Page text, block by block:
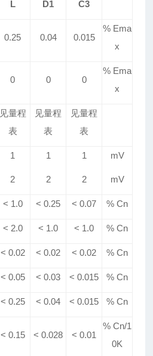
L D1 C3
0.25 0.04 0.015
% Ema
x
0 0 0
% Ema
x
见量程
表
见量程
表
见量程
表
1
2
1
2
1
2
mV
mV
< 1.0 <0.25 <0.07 % Cn
< 2.0 < 1.0 < 1.0 % Cn
< 0.02 < 0.02 < 0.02 % Cn
< 0.05 < 0.03 < 0.015 % Cn
< 0.25 < 0.04 < 0.015 % Cn
< 0.15 < 0.028 < 0.01
% Cn/1
0K